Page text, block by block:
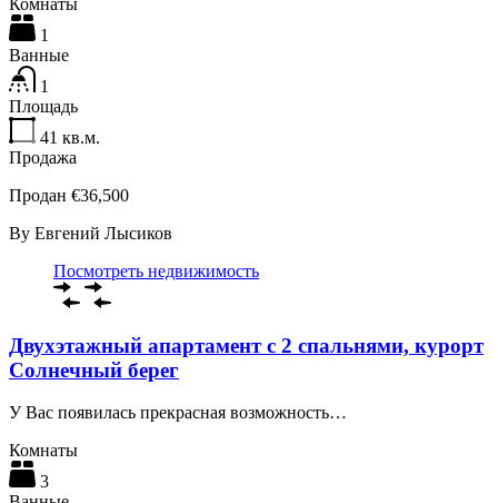
1
Ванные
1
Площадь
41 кв.м.
Продажа
Продан €36,500
By Евгений Лысиков
Посмотреть недвижимость
Двухэтажный апартамент с 2 спальнями, курорт
Солнечный берег
У Вас появилась прекрасная возможность…
Комнаты
3